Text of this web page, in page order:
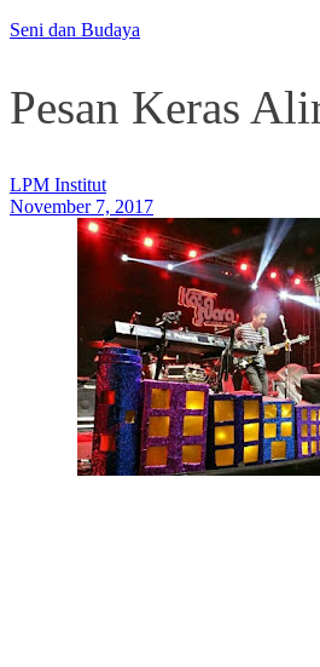
Seni dan Budaya
Pesan Keras
LPM Institut
November 7, 2017